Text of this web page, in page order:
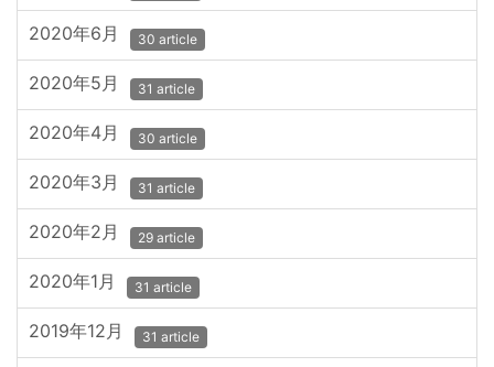
2020年6月 30 article
2020年5月 31 article
2020年4月 30 article
2020年3月 31 article
2020年2月 29 article
2020年1月 31 article
2019年12月 31 article